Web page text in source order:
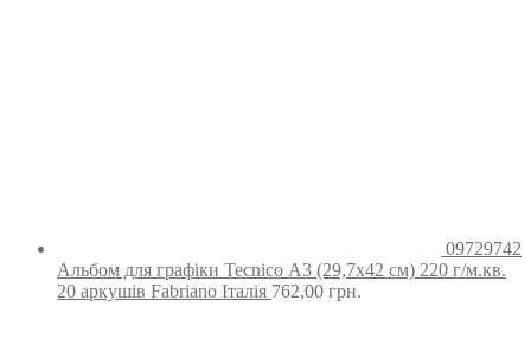
09729742
Альбом для графіки Tecnico А3 (29,7х42 см) 220 г/м.кв.
20 аркушів Fabriano Італія 762,00 грн.